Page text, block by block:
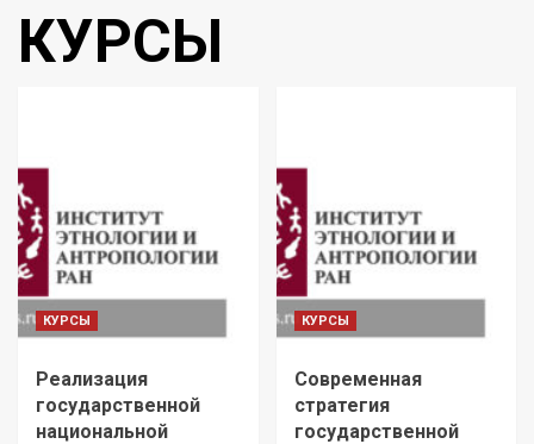
КУРСЫ
КУРСЫ
Реализация
государственной
национальной
КУРСЫ
Современная
стратегия
государственной